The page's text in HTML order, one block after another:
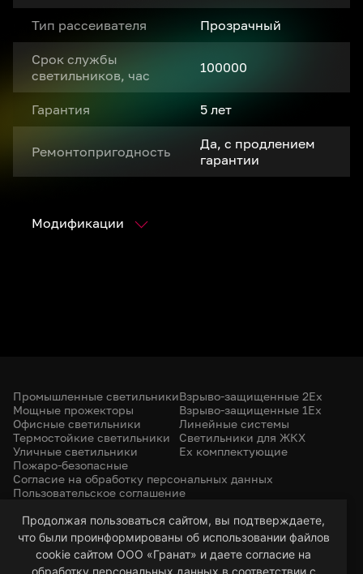
Тип рассеивателя Прозрачный
Срок службы
светильников, час
100000
Гарантия 5 лет
Ремонтопригодность
Да, с продлением
гарантии
Модификации
Продолжая пользоваться сайтом, вы подтверждаете,
что были проинформированы об использовании файлов
cookie сайтом ООО «Гранат» и даете согласие на
обработку персональных данных в соответствии с
Промышленные светильники
Мощные прожекторы
Офисные светильники
Термостойкие светильники
Уличные светильники
Пожаро-безопасные
Взрыво-защищенные 2Ex
Взрыво-защищенные 1Ex
Линейные системы
Светильники для ЖКХ
Ex комплектующие
Согласие на обработку персональных данных
Пользовательское соглашение
+7 (385) 299-31-31
led-22@bk.ru
г. Барнаул, 656053
ул. Северо-Западная, 57/99